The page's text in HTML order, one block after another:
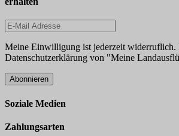
Meine Einwilligung ist jederzeit widerruflich.
Datenschutzerklärung von "Meine
Abonnieren
Soziale Medien
Zahlungsarten